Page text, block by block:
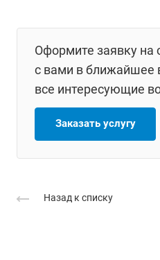
Оформите заявку
с вами в ближайшее
все интересующие
Заказать услугу
Назад к списку